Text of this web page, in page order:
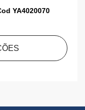
YA4020070